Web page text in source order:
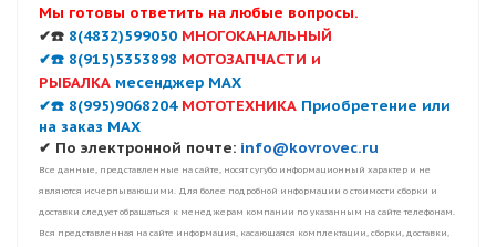
Мы готовы ответить на любые вопросы.
✔☎️ 8(4832)599050 МНОГОКАНАЛЬНЫЙ
✔☎️ 8(915)5353898 МОТОЗАПЧАСТИ и
РЫБАЛКА месенджер MAX
✔☎️ 8(995)9068204 МОТОТЕХНИКА Приобретение или
на заказ MAX
✔ По электронной почте: info@kovrovec.ru
Все данные, представленные на сайте, носят сугубо информационный характер и не
являются исчерпывающими. Для более подробной информации о стоимости сборки и
доставки следует обращаться к менеджерам компании по указанным на сайте телефонам.
Вся представленная на сайте информация, касающаяся комплектации, сборки, доставки,